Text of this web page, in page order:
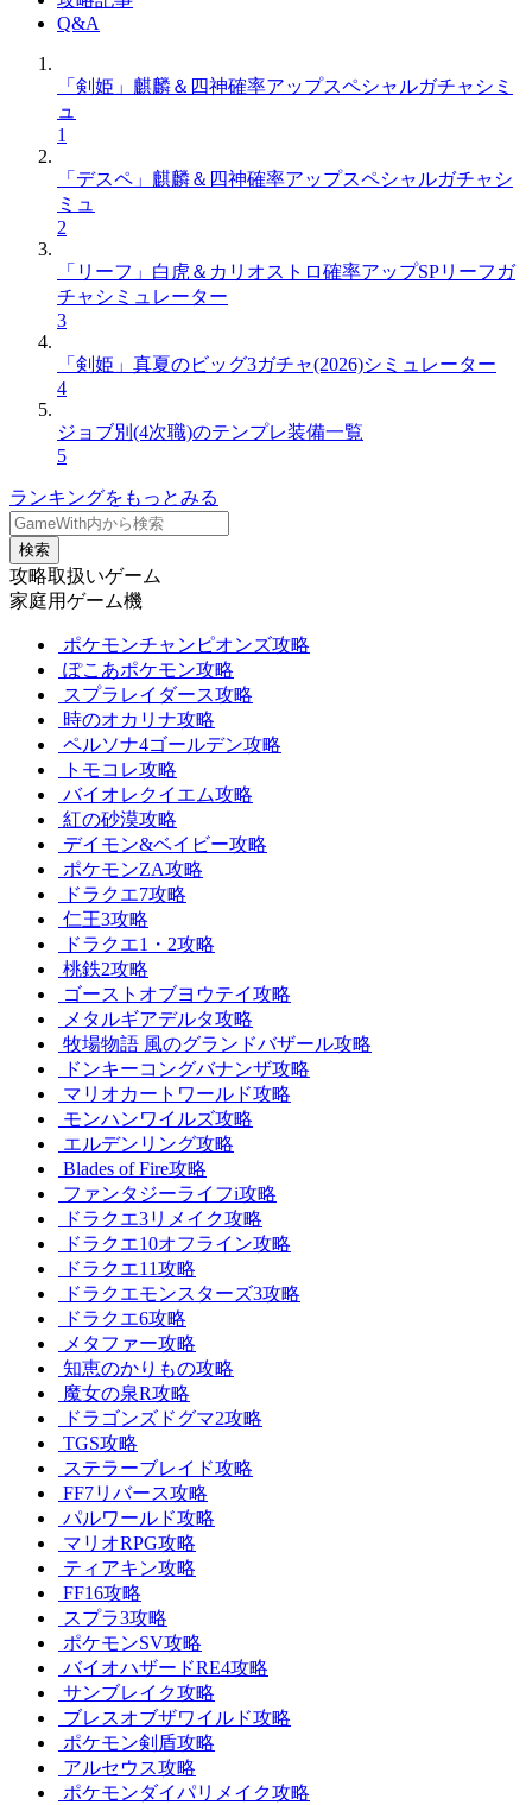
Q&A
「剣姫」麒麟＆四神確率アップスペシャルガチャシミ
ュ
1
「デスペ」麒麟＆四神確率アップスペシャルガチャシ
ミュ
2
「リーフ」白虎＆カリオストロ確率アップSPリーフガ
チャシミュレーター
3
「剣姫」真夏のビッグ3ガチャ(2026)シミュレーター
4
ジョブ別(4次職)のテンプレ装備一覧
5
ランキングをもっとみる
検索
攻略取扱いゲーム
家庭用ゲーム機
ポケモンチャンピオンズ攻略
ぽこあポケモン攻略
スプラレイダース攻略
時のオカリナ攻略
ペルソナ4ゴールデン攻略
トモコレ攻略
バイオレクイエム攻略
紅の砂漠攻略
デイモン&ベイビー攻略
ポケモンZA攻略
ドラクエ7攻略
仁王3攻略
ドラクエ1・2攻略
桃鉄2攻略
ゴーストオブヨウテイ攻略
メタルギアデルタ攻略
牧場物語 風のグランドバザール攻略
ドンキーコングバナンザ攻略
マリオカートワールド攻略
モンハンワイルズ攻略
エルデンリング攻略
Blades of Fire攻略
ファンタジーライフi攻略
ドラクエ3リメイク攻略
ドラクエ10オフライン攻略
ドラクエ11攻略
ドラクエモンスターズ3攻略
ドラクエ6攻略
メタファー攻略
知恵のかりもの攻略
魔女の泉R攻略
ドラゴンズドグマ2攻略
TGS攻略
ステラーブレイド攻略
FF7リバース攻略
パルワールド攻略
マリオRPG攻略
ティアキン攻略
FF16攻略
スプラ3攻略
ポケモンSV攻略
バイオハザードRE4攻略
サンブレイク攻略
ブレスオブザワイルド攻略
ポケモン剣盾攻略
アルセウス攻略
ポケモンダイパリメイク攻略